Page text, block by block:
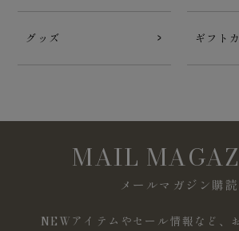
大見返しで脇まで覆い、芯地を抜くこ
しにくい工夫を施しています。
グッズ ギフト
MAIL
メールマガジン購読
NEWアイテムやセール情報など、